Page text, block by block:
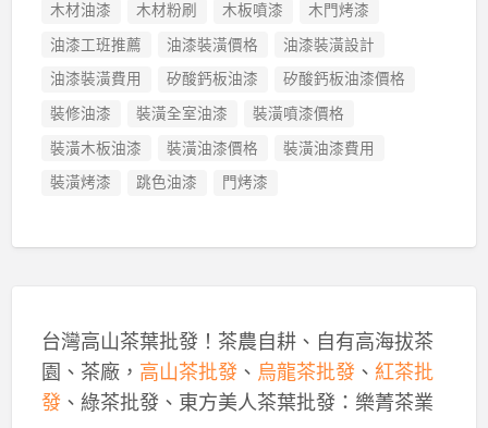
木材油漆
木材粉刷 木板噴漆
木門烤漆
油漆工班推薦
油漆裝潢價格
油漆裝潢設計
油漆裝潢費用
矽酸鈣板油漆
矽酸鈣板油漆價格
裝修油漆
裝潢全室油漆
裝潢噴漆價格
裝潢木板油漆
裝潢油漆價格
裝潢油漆費用
裝潢烤漆
跳色油漆 門烤漆
台灣高山茶葉批發！茶農自耕、自有高海拔茶
園、茶廠， 高山茶批發、 烏龍茶批發、 紅茶批
發、綠茶批發、東方美人茶葉批發：樂菁茶業